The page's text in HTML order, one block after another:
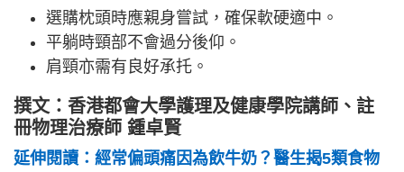
選購枕頭時應親身嘗試，確保軟硬適中。
平躺時頸部不會過分後仰。
肩頸亦需有良好承托。
撰文：香港都會大學護理及健康學院講師、註
冊物理治療師 鍾卓賢
延伸閱讀：經常偏頭痛因為飲牛奶？醫生揭5類食物